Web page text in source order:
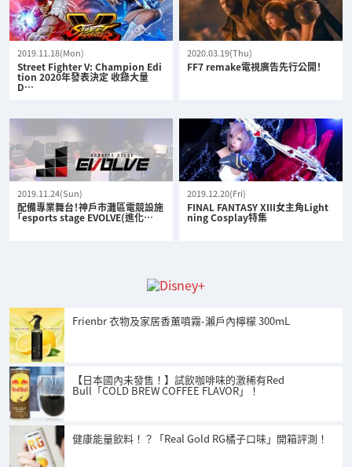
2019.11.18(Mon)
Street Fighter V: Champion Edi
tion 2020年發表決定 收錄大量
D…
2020.03.19(Thu)
FF7 remake電視廣告先行公開！
2019.11.24(Sun)
配備專業舞台！神戶市灘區電競設施
「esports stage EVOLVE(進化…
2019.12.20(Fri)
FINAL FANTASY XIII女主角Light
ning Cosplay特集
Frienbr 衣物及家居香薰噴霧-瀨戶內檸檬 300mL
【日本國內未發售！】試飲咖啡味的激稀有Red
Bull「COLD BREW COFFEE FLAVOR」！
健康能量飲料！？「Real Gold RG橘子口味」開箱評測！